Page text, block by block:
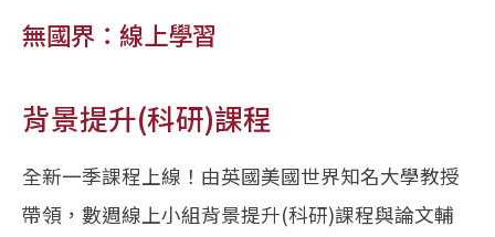
無國界：線上學習
背景提升(科研)課程
全新一季課程上線！由英國美國世界知名大學教授
帶領，數週線上小組背景提升(科研)課程與論文輔